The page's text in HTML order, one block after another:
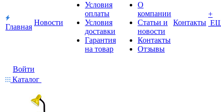
Главная
Новости
Условия
оплаты
Условия
доставки
Гарантия
на товар
О
компании
Статьи и
новости
Контакты
Отзывы
Контакты
+
Войти
Каталог